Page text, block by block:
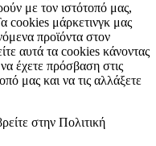
με τον ιστότοπό μας,
cookies μάρκετινγκ μας
προϊόντα στον
αυτά τα cookies κάνοντας
έχετε πρόσβαση στις
μας και να τις αλλάξετε
στην Πολιτική